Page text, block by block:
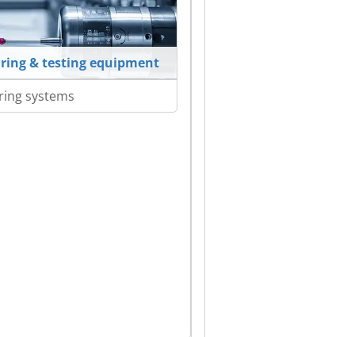
& testing equipment
systems